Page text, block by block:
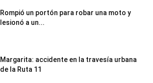
Rompió un portón para robar una moto y
lesionó a un...
Margarita: accidente en la travesía urbana
de la Ruta 11